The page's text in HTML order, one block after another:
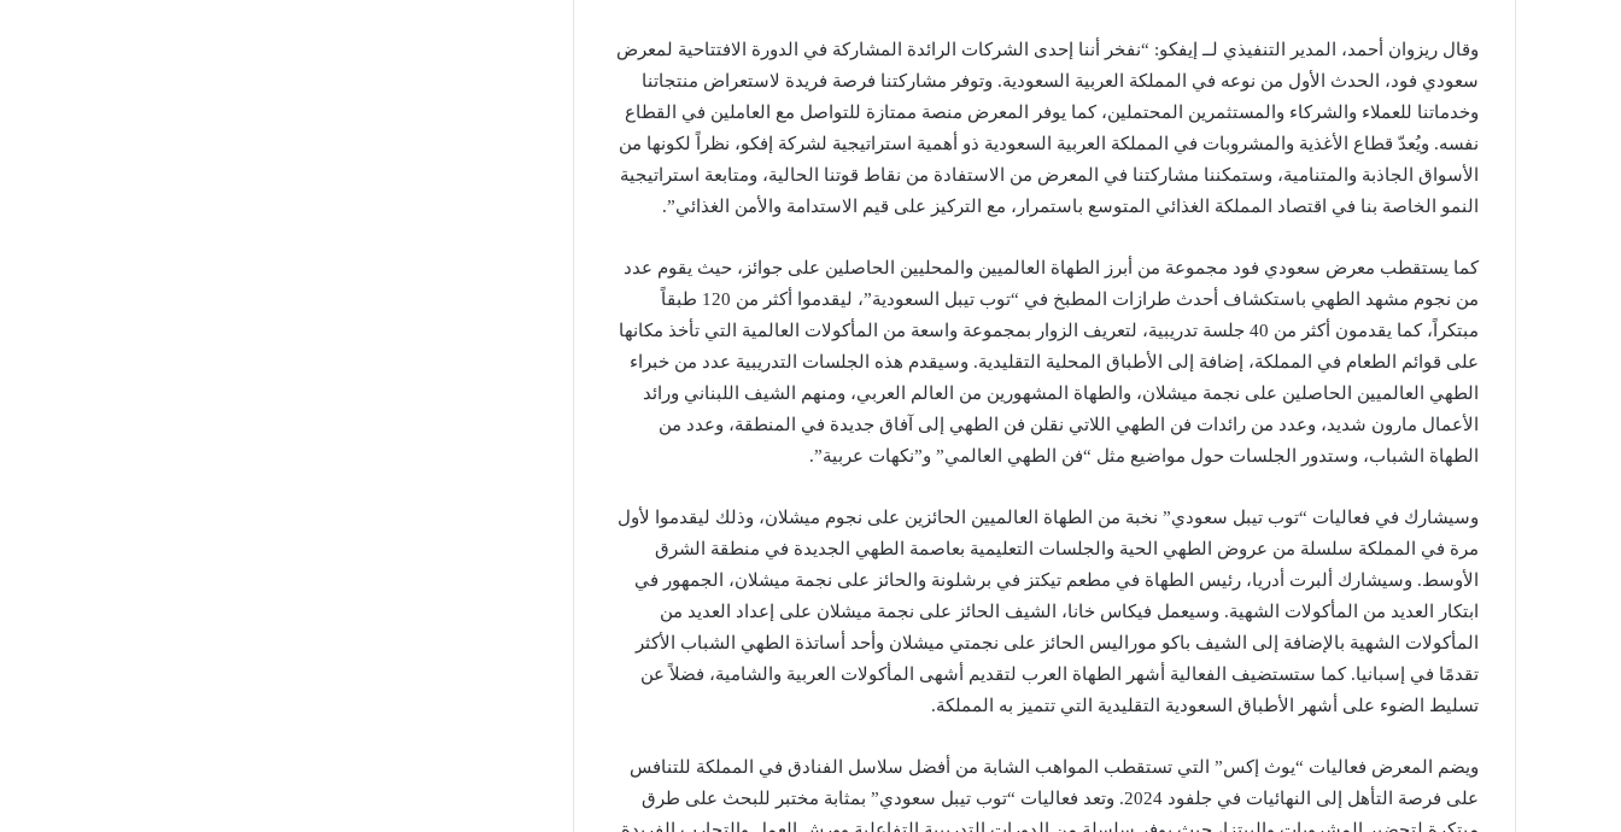
وقال ريزوان أحمد، المدير التنفيذي لــ إيفكو: “نفخر أننا إحدى الشركات الرائدة المشاركة في الدورة الافتتاحية لمعرض
سعودي فود، الحدث الأول من نوعه في المملكة العربية السعودية. وتوفر مشاركتنا فرصة فريدة لاستعراض منتجاتنا
وخدماتنا للعملاء والشركاء والمستثمرين المحتملين، كما يوفر المعرض منصة ممتازة للتواصل مع العاملين في القطاع
نفسه. ويُعدّ قطاع الأغذية والمشروبات في المملكة العربية السعودية ذو أهمية استراتيجية لشركة إفكو، نظراً لكونها من
الأسواق الجاذبة والمتنامية، وستمكننا مشاركتنا في المعرض من الاستفادة من نقاط قوتنا الحالية، ومتابعة استراتيجية
النمو الخاصة بنا في اقتصاد المملكة الغذائي المتوسع باستمرار، مع التركيز على قيم الاستدامة والأمن الغذائي”.
كما يستقطب معرض سعودي فود مجموعة من أبرز الطهاة العالميين والمحليين الحاصلين على جوائز، حيث يقوم عدد
من نجوم مشهد الطهي باستكشاف أحدث طرازات المطبخ في “توب تيبل السعودية”، ليقدموا أكثر من 120 طبقاً
مبتكراً، كما يقدمون أكثر من 40 جلسة تدريبية، لتعريف الزوار بمجموعة واسعة من المأكولات العالمية التي تأخذ مكانها
على قوائم الطعام في المملكة، إضافة إلى الأطباق المحلية التقليدية. وسيقدم هذه الجلسات التدريبية عدد من خبراء
الطهي العالميين الحاصلين على نجمة ميشلان، والطهاة المشهورين من العالم العربي، ومنهم الشيف اللبناني ورائد
الأعمال مارون شديد، وعدد من رائدات فن الطهي اللاتي نقلن فن الطهي إلى آفاق جديدة في المنطقة، وعدد من
الطهاة الشباب، وستدور الجلسات حول مواضيع مثل “فن الطهي العالمي” و”نكهات عربية”.
وسيشارك في فعاليات “توب تيبل سعودي” نخبة من الطهاة العالميين الحائزين على نجوم ميشلان، وذلك ليقدموا لأول
مرة في المملكة سلسلة من عروض الطهي الحية والجلسات التعليمية بعاصمة الطهي الجديدة في منطقة الشرق
الأوسط. وسيشارك ألبرت أدريا، رئيس الطهاة في مطعم تيكتز في برشلونة والحائز على نجمة ميشلان، الجمهور في
ابتكار العديد من المأكولات الشهية. وسيعمل فيكاس خانا، الشيف الحائز على نجمة ميشلان على إعداد العديد من
المأكولات الشهية بالإضافة إلى الشيف باكو موراليس الحائز على نجمتي ميشلان وأحد أساتذة الطهي الشباب الأكثر
تقدمًا في إسبانيا. كما ستستضيف الفعالية أشهر الطهاة العرب لتقديم أشهى المأكولات العربية والشامية، فضلاً عن
تسليط الضوء على أشهر الأطباق السعودية التقليدية التي تتميز به المملكة.
ويضم المعرض فعاليات “يوث إكس” التي تستقطب المواهب الشابة من أفضل سلاسل الفنادق في المملكة للتنافس
على فرصة التأهل إلى النهائيات في جلفود 2024. وتعد فعاليات “توب تيبل سعودي” بمثابة مختبر للبحث على طرق